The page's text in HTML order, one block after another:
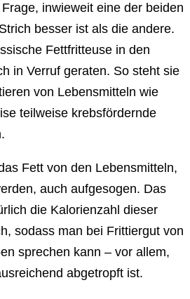
inwieweit eine der beiden
besser ist als die andere.
Fettfritteuse in den
in Verruf geraten. So steht sie
von Lebensmitteln wie
teilweise krebsfördernde
Fett von den Lebensmitteln,
auch aufgesogen. Das
die Kalorienzahl dieser
sodass man bei Frittiergut von
sprechen kann – vor allem,
abgetropft ist.